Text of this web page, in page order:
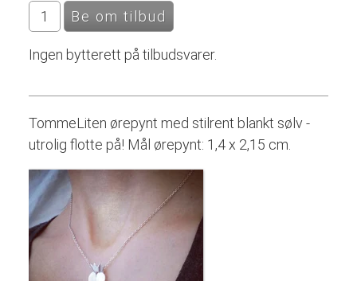
Ingen bytterett på tilbudsvarer.
TommeLiten ørepynt med stilrent blankt sølv -
utrolig flotte på! Mål ørepynt: 1,4 x 2,15 cm.